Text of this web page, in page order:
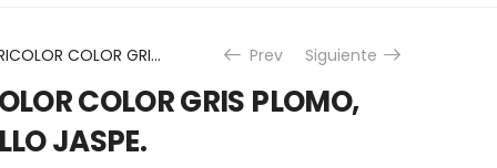
SUDADERO TRICOLOR COLOR GRIS PLOMO, BLANCO, AMARILLO JASPE. Prev Siguiente
COLOR GRIS PLOMO,
JASPE.